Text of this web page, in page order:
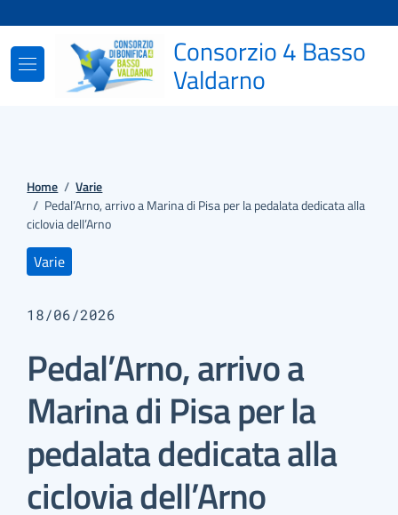
Consorzio 4 Basso
Valdarno
Home / Varie
/ Pedal’Arno, arrivo a Marina di Pisa per la pedalata dedicata alla
ciclovia dell’Arno
Varie
18/06/2026
Pedal’Arno, arrivo a
Marina di Pisa per la
pedalata dedicata alla
ciclovia dell’Arno